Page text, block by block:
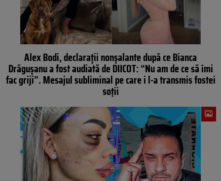
Alex Bodi, declarații nonșalante după ce Bianca
Drăgușanu a fost audiată de DIICOT: “Nu am de ce să îmi
fac griji”. Mesajul subliminal pe care i l-a transmis fostei
soții